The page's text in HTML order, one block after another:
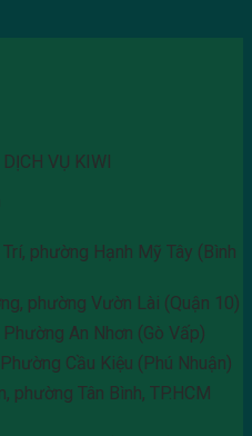
VỤ KIWI
phường Hạnh Mỹ Tây (Bình
phường Vườn Lài (Quận 10)
An Nhơn (Gò Vấp)
Cầu Kiệu (Phú Nhuận)
phường Tân Bình, TP.HCM